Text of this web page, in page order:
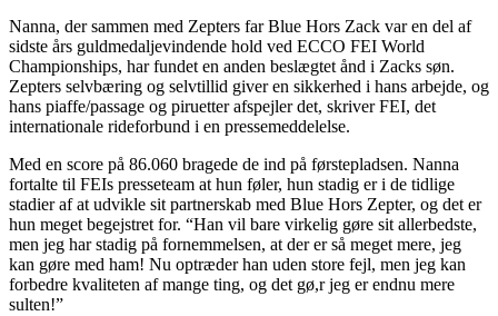
Nanna, der sammen med Zepters far Blue Hors Zack var en del af
sidste års guldmedaljevindende hold ved ECCO FEI World
Championships, har fundet en anden beslægtet ånd i Zacks søn.
Zepters selvbæring og selvtillid giver en sikkerhed i hans arbejde, og
hans piaffe/passage og piruetter afspejler det, skriver FEI, det
internationale rideforbund i en pressemeddelelse.
Med en score på 86.060 bragede de ind på førstepladsen. Nanna
fortalte til FEIs presseteam at hun føler, hun stadig er i de tidlige
stadier af at udvikle sit partnerskab med Blue Hors Zepter, og det er
hun meget begejstret for. “Han vil bare virkelig gøre sit allerbedste,
men jeg har stadig på fornemmelsen, at der er så meget mere, jeg
kan gøre med ham! Nu optræder han uden store fejl, men jeg kan
forbedre kvaliteten af mange ting, og det gø,r jeg er endnu mere
sulten!”